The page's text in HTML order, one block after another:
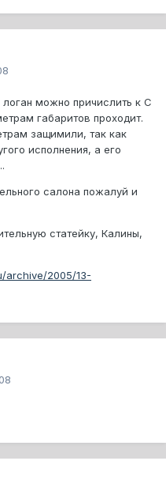
можно причислить к С
габаритов проходит.
защимили, так как
исполнения, а его
салона пожалуй и
статейку, Калины,
archive/2005/13-